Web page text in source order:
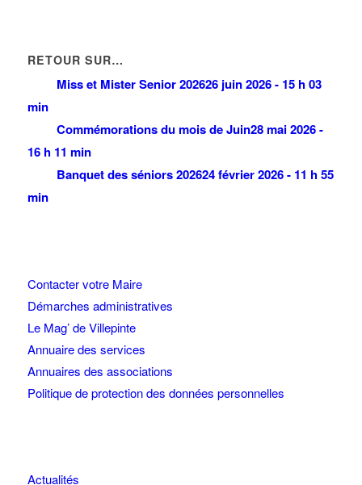
RETOUR SUR…
Miss et Mister Senior 202626 juin 2026 - 15 h 03
min
Commémorations du mois de Juin28 mai 2026 -
16 h 11 min
Banquet des séniors 202624 février 2026 - 11 h 55
min
Contacter votre Maire
Démarches administratives
Le Mag’ de Villepinte
Annuaire des services
Annuaires des associations
Politique de protection des données personnelles
Actualités